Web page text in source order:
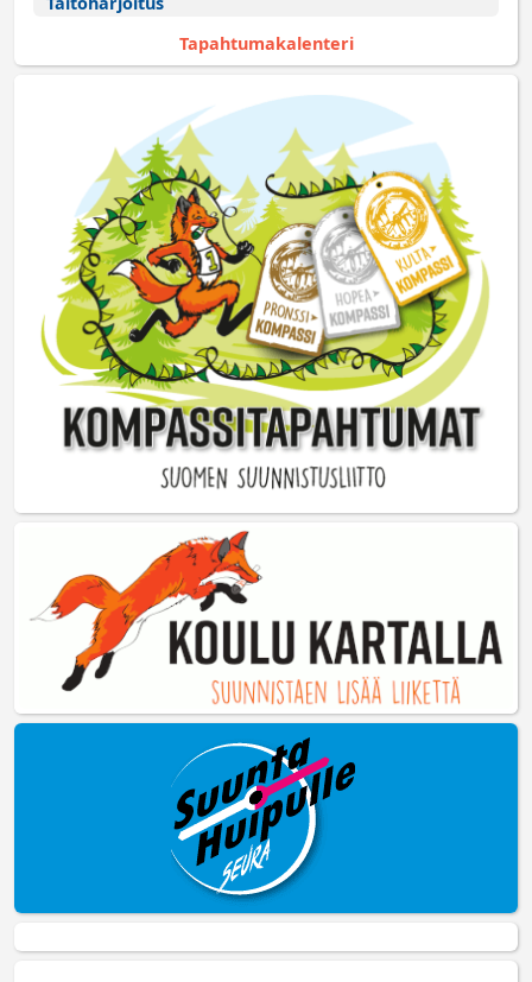
Tapahtumakalenteri